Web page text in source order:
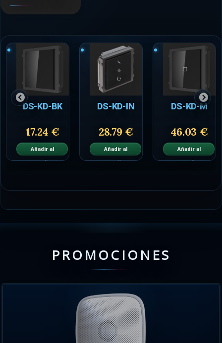
DS-KD-BK
17.24 €
Añadir al
carrito
DS-KD-IN
28.79 €
Añadir al
carrito
DS-KD-M
46.03 €
Añadir al
carrito
PROMOCIONES